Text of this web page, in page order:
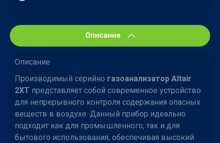
Описание
Описание
Производимый серийно газоанализатор Altair
2XT представляет собой современное устройство
для непрерывного контроля содержания опасных
веществ в воздухе. Данный прибор идеально
подходит как для промышленного, так и для
бытового использования, обеспечивая высокий